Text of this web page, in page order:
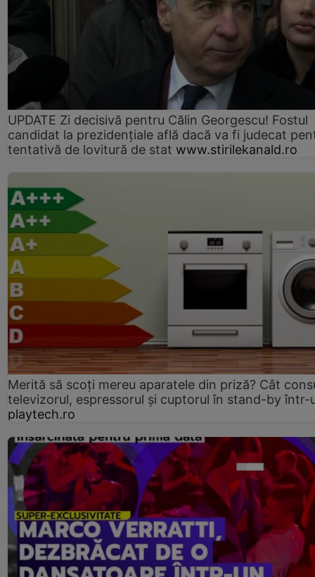
UPDATE Zi decisivă pentru Călin Georgescu! Fostul
candidat la prezidențiale află dacă va fi judecat
tentativă de lovitură de stat www.stirilekanald.ro
Merită să scoți mereu aparatele din priză? Cât
televizorul, espressorul și cuptorul în stand-by într-
playtech.ro